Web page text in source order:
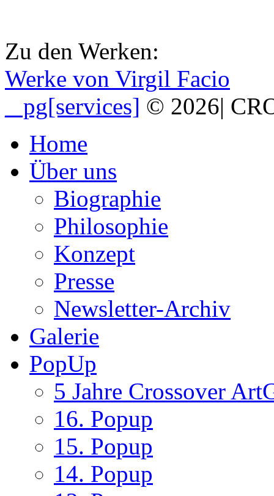
Zu den Werken:
Werke von Virgil Facio
_ pg[services] © 2026|
Home
Über uns
Biographie
Philosophie
Konzept
Presse
Newsletter-Archiv
Galerie
PopUp
5 Jahre Crossover
16. Popup
15. Popup
14. Popup